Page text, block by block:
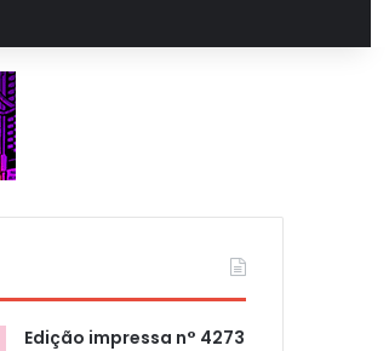
Edição impressa n° 4273